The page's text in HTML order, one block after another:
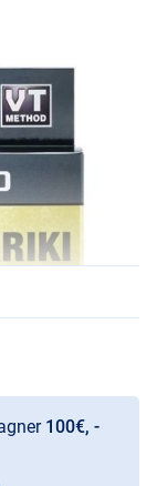
lourds – la
100€, -